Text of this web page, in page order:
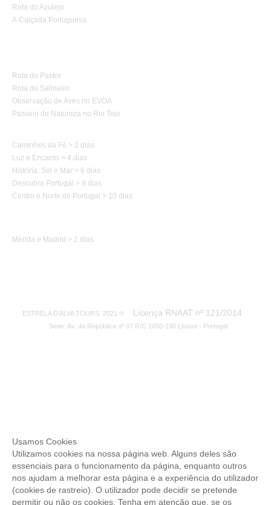
Rota do Azulejo
A Calçada Portuguesa
Rota do Pastor
Rota do Salineiro
Observação de Aves no EVOA
Passeio de Natureza no Rio Tejo
Caminhos da Fé > 2 dias
Luz e Encanto > 4 dias
História, Sol e Mar > 6 dias
Descubra Portugal > 9 dias
Centro e Norte de Portugal > 10 dias
Mérida e Madrid > 2 dias
ESTRELA D'ALVA TOURS 2021 ® Licença RNAAT nº 121/2014
Sede: Av. da República nº 97 R/C 1050-190 Lisboa - Portugal
Usamos Cookies
Utilizamos cookies na nossa página web. Alguns deles são
essenciais para o funcionamento da página, enquanto outros
nos ajudam a melhorar esta página e a experiência do utilizador
(cookies de rastreio). O utilizador pode decidir se pretende
permitir ou não os cookies. Tenha em atenção que, se os